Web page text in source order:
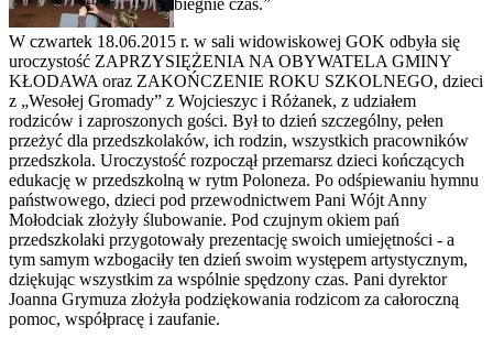
W czwartek 18.06.2015 r. w sali widowiskowej GOK odbyła się
uroczystość ZAPRZYSIĘŻENIA NA OBYWATELA GMINY
KŁODAWA oraz ZAKOŃCZENIE ROKU SZKOLNEGO, dzieci
z „Wesołej Gromady” z Wojcieszyc i Różanek, z udziałem
rodziców i zaproszonych gości. Był to dzień szczególny, pełen
przeżyć dla przedszkolaków, ich rodzin, wszystkich pracowników
przedszkola. Uroczystość rozpoczął przemarsz dzieci kończących
edukację w przedszkolną w rytm Poloneza. Po odśpiewaniu hymnu
państwowego, dzieci pod przewodnictwem Pani Wójt Anny
Mołodciak złożyły ślubowanie. Pod czujnym okiem pań
przedszkolaki przygotowały prezentację swoich umiejętności - a
tym samym wzbogaciły ten dzień swoim występem artystycznym,
dziękując wszystkim za wspólnie spędzony czas. Pani dyrektor
Joanna Grymuza złożyła podziękowania rodzicom za całoroczną
pomoc, współpracę i zaufanie.